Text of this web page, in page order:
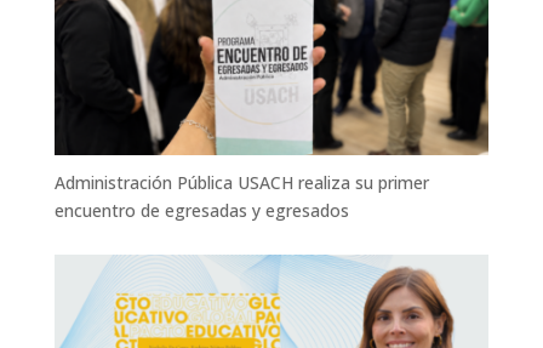
Administración Pública USACH realiza su primer
encuentro de egresadas y egresados